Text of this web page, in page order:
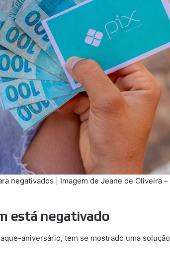
negativados | Imagem de Jeane de Oliveira –
está negativado
aniversário, tem se mostrado uma solução